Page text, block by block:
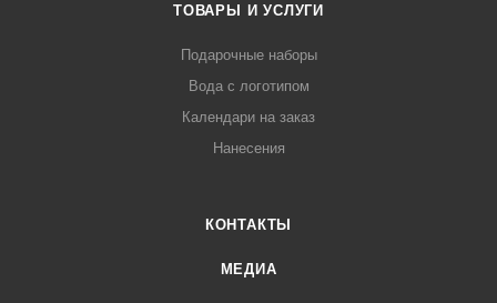
ТОВАРЫ И УСЛУГИ
Подарочные наборы
Вода с логотипом
Календари на заказ
Нанесения
КОНТАКТЫ
МЕДИА